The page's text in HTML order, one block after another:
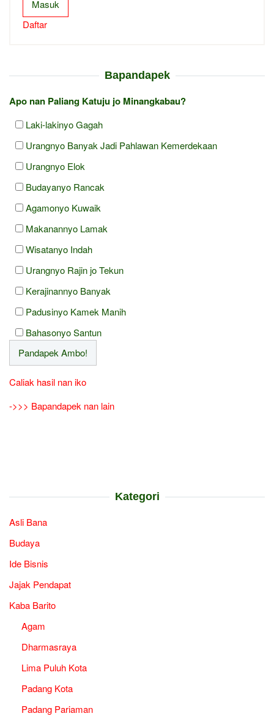
Masuk
Daftar
Bapandapek
Apo nan Paliang Katuju jo Minangkabau?
Laki-lakinyo Gagah
Urangnyo Banyak Jadi Pahlawan Kemerdekaan
Urangnyo Elok
Budayanyo Rancak
Agamonyo Kuwaik
Makanannyo Lamak
Wisatanyo Indah
Urangnyo Rajin jo Tekun
Kerajinannyo Banyak
Padusinyo Kamek Manih
Bahasonyo Santun
Caliak hasil nan iko
->>> Bapandapek nan lain
Kategori
Asli Bana
Budaya
Ide Bisnis
Jajak Pendapat
Kaba Barito
Agam
Dharmasraya
Lima Puluh Kota
Padang Kota
Padang Pariaman